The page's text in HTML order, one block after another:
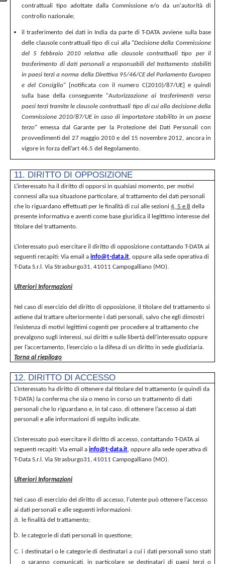
contrattuali tipo adottate dalla Commissione e/o da un'autorità di
controllo nazionale;
il trasferimento dei dati in India da parte di T-DATA avviene sulla base
delle clausole contrattuali tipo di cui alla "Decisione della Commissione
del 5 febbraio 2010 relativa alle clausole contrattuali tipo per il
trasferimento di dati personali a responsabili del trattamento stabiliti
in paesi terzi a norma della Direttiva 95/46/CE del Parlamento Europeo
e del Consiglio" [notificata con il numero C(2010)/87/UE] e quindi
sulla base della conseguente "Autorizzazione ai trasferimenti verso
paesi terzi tramite le clausole contrattuali tipo di cui alla decisione della
Commissione 2010/87/UE in caso di importatore stabilito in un paese
terzo" emessa dal Garante per la Protezione dei Dati Personali con
provvedimenti del 27 maggio 2010 e del 15 novembre 2012, ancora in
vigore in forza dell’art 46.5 del Regolamento.
11. DIRITTO DI OPPOSIZIONE
L’interessato ha il diritto di opporsi in qualsiasi momento, per motivi
connessi alla sua situazione particolare, al trattamento dei dati personali
che lo riguardano effettuati per le finalità di cui alle sezioni4, 5 e 8 della
presente informativa e aventi come base giuridica il legittimo interesse del
titolare del trattamento.
L’interessato può esercitare il diritto di opposizione contattando T-DATA ai
seguenti recapiti: Via email ainfo@t-data.it, oppure alla sede operativa di
T-Data S.r.l. Via Strasburgo31, 41011 Campogalliano (MO).
Ulteriori Informazioni
Nel caso di esercizio del diritto di opposizione, il titolare del trattamento si
astiene dal trattare ulteriormente i dati personali, salvo che egli dimostri
l’esistenza di motivi legittimi cogenti per procedere al trattamento che
prevalgono sugli interessi, sui diritti e sulle libertà dell’interessato oppure
per l’accertamento, l’esercizio o la difesa di un diritto in sede giudiziaria.
Torna al riepilogo
12. DIRITTO DI ACCESSO
L’interessato ha diritto di ottenere dal titolare del trattamento (e quindi da
T-DATA) la conferma che sia o meno in corso un trattamento di dati
personali che lo riguardano e, in tal caso, di ottenere l’accesso ai dati
personali e alle informazioni di seguito indicate.
L’interessato può esercitare il diritto di accesso, contattando T-DATA ai
seguentirecapiti:Via email ainfo@t-data.it, oppure alla sede operativa di
T-Data S.r.l. Via Strasburgo31, 41011 Campogalliano (MO).
Ulteriori Informazioni
Nel caso di esercizio del diritto di accesso, l’utente può ottenere l’accesso
ai dati personali e alle seguenti informazioni:
le finalità del trattamento;
le categorie di dati personali in questione;
i destinatari o le categorie di destinatari a cui i dati personali sono stati
o saranno comunicati, in particolare se destinatari di paesi terzi o